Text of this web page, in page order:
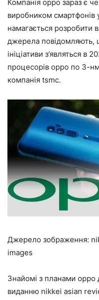
Компанія oppo зараз є
виробником смартфонів
намагається розробити
джерела повідомляють,
ініціативи з’являться
процесорів oppo по 3-
компанія tsmc.
Джерело зображення:
images
Знайомі з планами
виданню nikkei asian